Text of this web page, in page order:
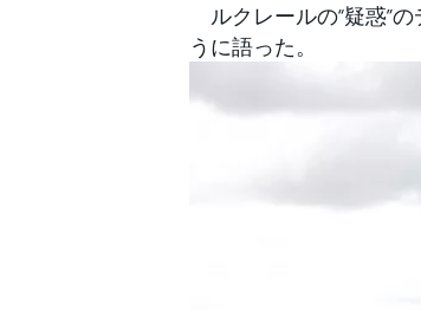
ルクレールの“疑惑”
うに語った。